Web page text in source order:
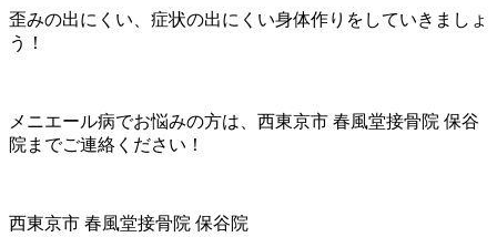
歪みの出にくい、症状の出にくい身体作りをしていきましょ
う！
メニエール病でお悩みの方は、西東京市 春風堂接骨院 保谷
院までご連絡ください！
西東京市 春風堂接骨院 保谷院